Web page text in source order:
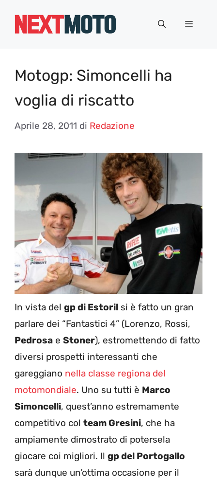
Menu
Motogp: Simoncelli ha
voglia di riscatto
Aprile 28, 2011 di Redazione
In vista del gp di Estoril si è fatto un gran
parlare dei “Fantastici 4” (Lorenzo, Rossi,
Pedrosa e Stoner), estromettendo di fatto
diversi prospetti interessanti che
gareggiano nella classe regiona del
motomondiale. Uno su tutti è Marco
Simoncelli, quest’anno estremamente
competitivo col team Gresini, che ha
ampiamente dimostrato di potersela
giocare coi migliori. Il gp del Portogallo
sarà dunque un’ottima occasione per il